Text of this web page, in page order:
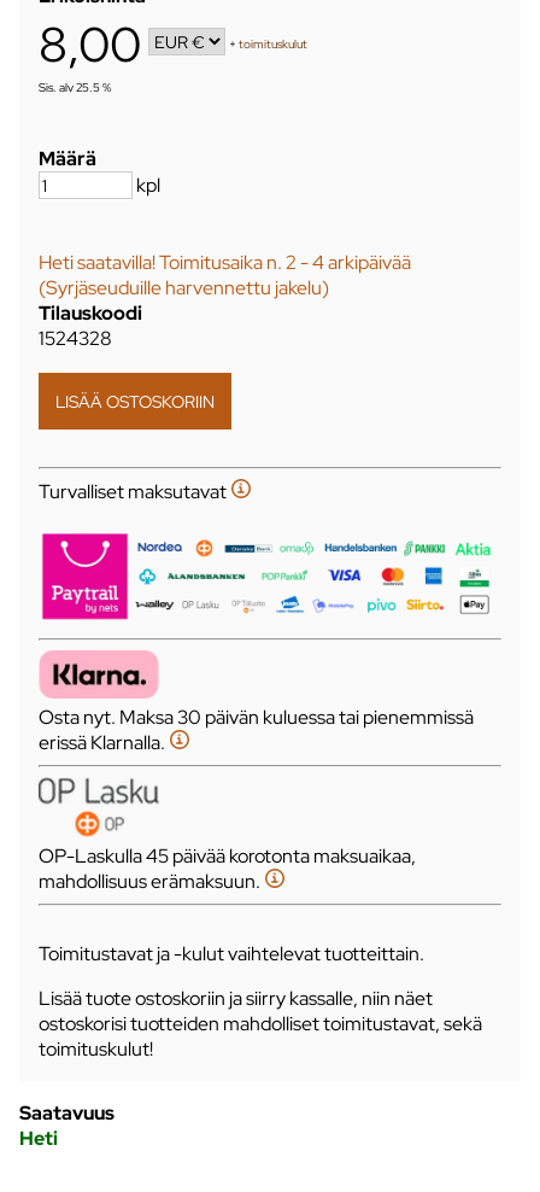
8,00 +toimituskulut
Sis. alv 25.5 %
Määrä
kpl
Heti saatavilla! Toimitusaika n. 2 - 4 arkipäivää
(Syrjäseuduille harvennettu jakelu)
Tilauskoodi
1524328
Turvalliset maksutavat
Osta nyt. Maksa 30 päivän kuluessa tai pienemmissä
erissä Klarnalla.
OP-Laskulla 45 päivää korotonta maksuaikaa,
mahdollisuus erämaksuun.
Toimitustavat ja -kulut vaihtelevat tuotteittain.
Lisää tuote ostoskoriin ja siirry kassalle, niin näet
ostoskorisi tuotteiden mahdolliset toimitustavat, sekä
toimituskulut!
Saatavuus
Heti